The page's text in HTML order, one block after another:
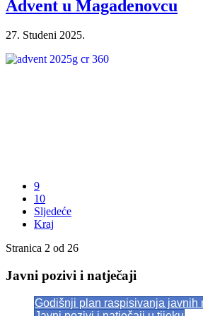
Advent u Magadenovcu
27. Studeni 2025.
9
10
Sljedeće
Kraj
Stranica 2 od 26
Javni pozivi i natječaji
Godišnji plan raspisivanja javnih